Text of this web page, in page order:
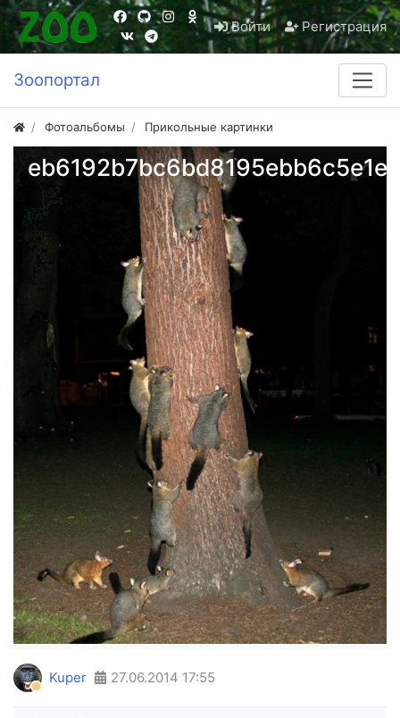
Войти Регистрация
Зоопортал
Фотоальбомы Прикольные картинки
Kuper 27.06.2014 17:55